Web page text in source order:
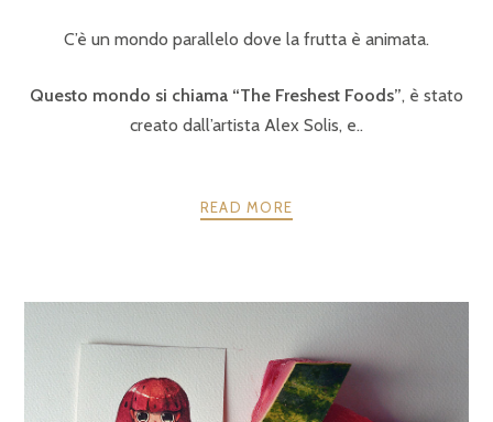
C’è un mondo parallelo dove la frutta è animata.
Questo mondo si chiama “The Freshest Foods”, è stato
creato dall’artista Alex Solis, e..
READ MORE